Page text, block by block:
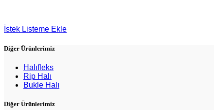
İstek Listeme Ekle
Diğer Ürünlerimiz
Halıfleks
Rip Halı
Bukle Halı
Diğer Ürünlerimiz